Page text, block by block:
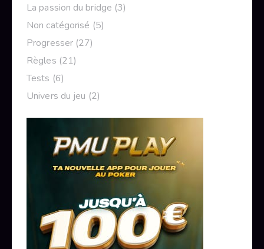
La passion du bridge (3)
Non catégorisé (5)
Progresser (27)
Règles (21)
Tests (6)
Univers du jeu (2)